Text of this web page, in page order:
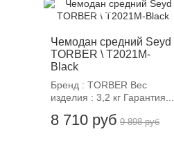
Чемодан средний Seyd
TORBER \ T2021M-
Black
Бренд : TORBER Вес
изделия : 3,2 кг Гарантия...
8 710 руб
-12%
9 898 руб